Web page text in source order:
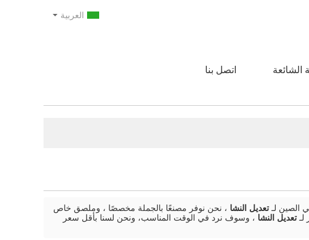
العربية
الشائعة اتصل بنا
الصين لـ تعديل النشا ، نحن نوفر مصنعًا بالجملة مخصصًا ، وملصق خاص
تعديل النشا ، وسوف نرد في الوقت المناسب، ونحن لسنا بأقل سعر